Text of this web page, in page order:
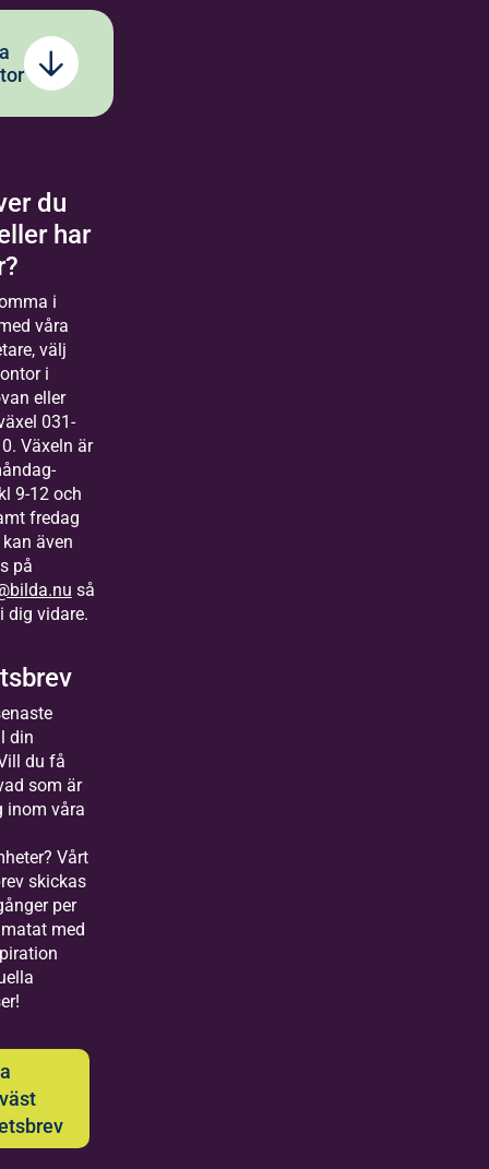
Göteborg
Välkommen till Bilda
Göteborg, regionkontor
för Bilda Sydväst.
Göteborgskontorets
verksamhetsutvecklare
jobbar inom
Göteborgsregionen,
Sjuhärad och Norra
Halland.
Bilda
Malmö
Välkommen till Bilda
Malmö, lokalkontor i
Bildas sydligaste
Malmökontorets
verksamhetsutvecklare
jobbar i Skåne och
södra Halland.
Bilda
Skövde
Välkommen till Bilda
Skövde, lokalkontor i
verksamhetsutvecklare
jobbar i Skaraborg och
Fyrbodal.
du
har
i
våra
välj
i
eller
031-
Växeln är
9-12 och
fredag
även
på
så
dig vidare.
din
du få
som är
inom våra
Vårt
skickas
per
med